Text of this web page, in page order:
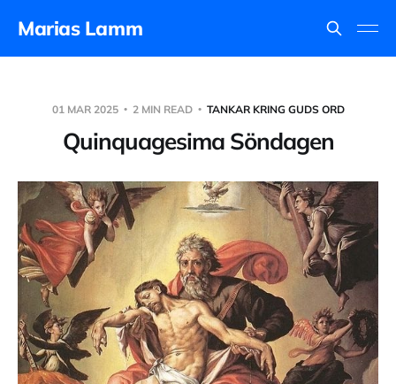
Marias Lamm
01 MAR 2025 2 MIN READ TANKAR KRING GUDS ORD
Quinquagesima Söndagen